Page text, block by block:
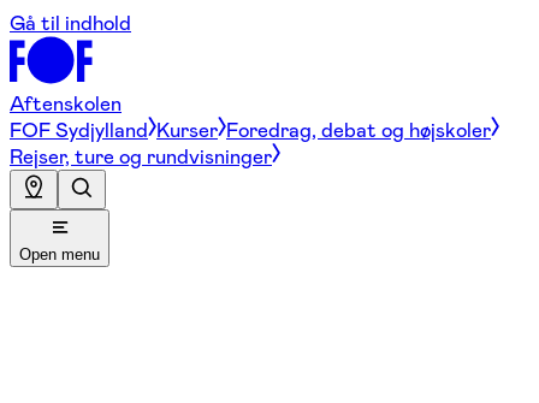
Gå til indhold
Aftenskolen
FOF Sydjylland Kurser Foredrag, debat og højskoler
Rejser, ture og rundvisninger
Open menu